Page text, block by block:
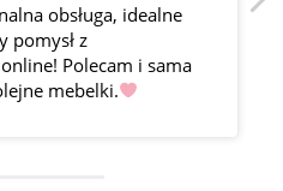
obsługa, idealne
pomysł z
Polecam i sama
mebelki.